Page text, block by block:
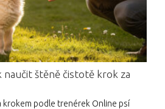
naučit štěně čistotě krok za
krokem podle trenérek Online psí